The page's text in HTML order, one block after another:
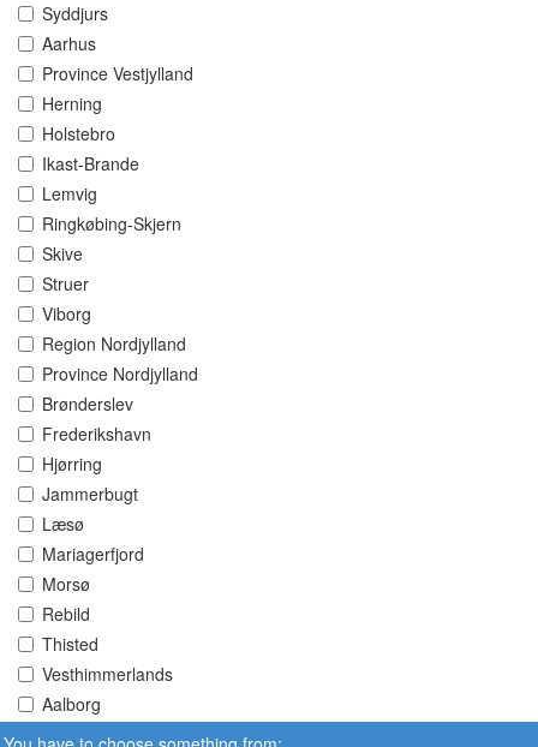
Syddjurs
Aarhus
Province Vestjylland
Herning
Holstebro
Ikast-Brande
Lemvig
Ringkøbing-Skjern
Skive
Struer
Viborg
Region Nordjylland
Province Nordjylland
Brønderslev
Frederikshavn
Hjørring
Jammerbugt
Læsø
Mariagerfjord
Morsø
Rebild
Thisted
Vesthimmerlands
Aalborg